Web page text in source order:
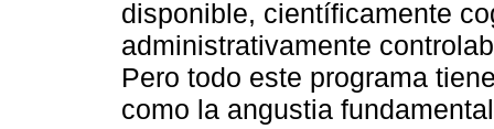
disponible, científicamente
administrativamente
Pero todo este programa
como la angustia